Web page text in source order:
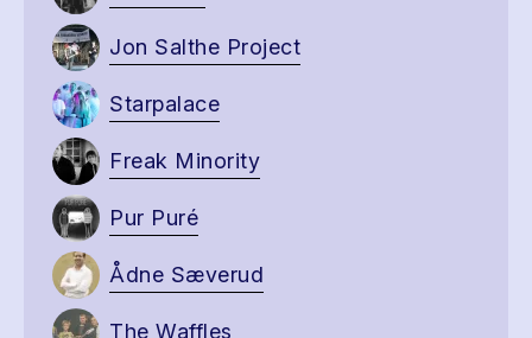
Jon Salthe Project
Starpalace
Freak Minority
Pur Puré
Ådne Sæverud
The Waffles